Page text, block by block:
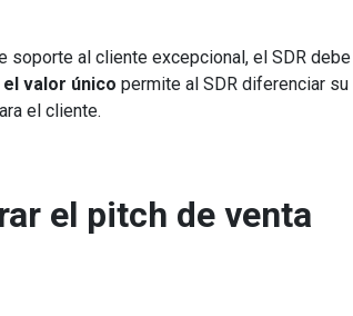
soporte al cliente excepcional, el SDR debe
valor único permite al SDR diferenciar su
el cliente.
el pitch de venta